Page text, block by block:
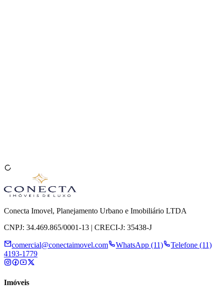
Conecta Imovel, Planejamento Urbano e Imobiliário LTDA
CNPJ: 34.469.865/0001-13 | CRECI-J: 35438-J
comercial@conectaimovel.com WhatsApp (11)
Telefone (11)
4193-1779
Imóveis